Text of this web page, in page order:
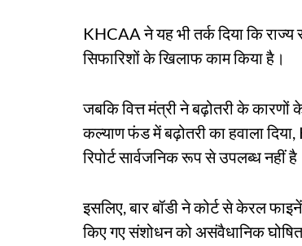
KHCAA ने यह भी तर्क दिया कि
सिफारिशों के खिलाफ काम किया है।
जबकि वित्त मंत्री ने बढ़ोतरी के
कल्याण फंड में बढ़ोतरी का हवाला
रिपोर्ट सार्वजनिक रूप से उपलब्ध नहीं
इसलिए, बार बॉडी ने कोर्ट से केरल
किए गए संशोधन को असंवैधानिक